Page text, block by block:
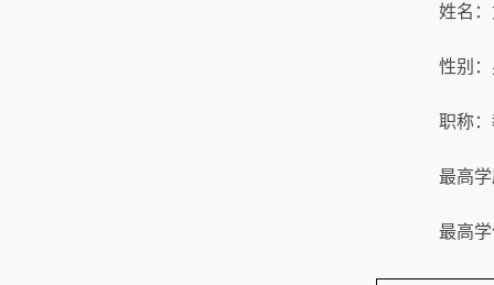
姓名
性别
职称
最高
最高